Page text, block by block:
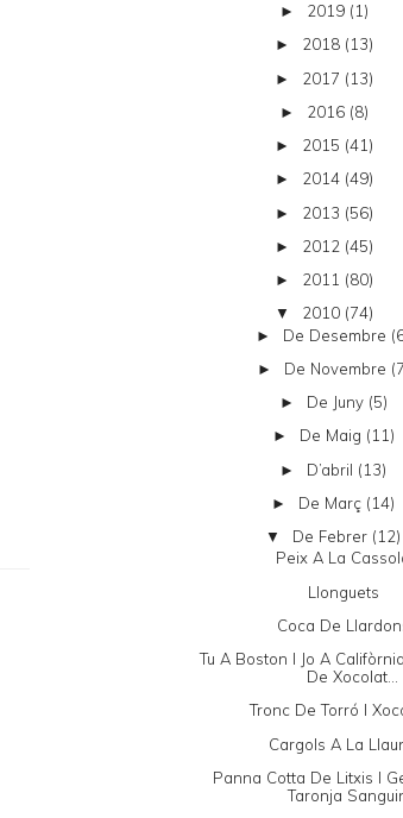
► 2019 (1)
► 2018 (13)
► 2017 (13)
► 2016 (8)
► 2015 (41)
► 2014 (49)
► 2013 (56)
► 2012 (45)
► 2011 (80)
▼ 2010 (74)
► De Desembre
► De Novembre
► De Juny (5)
► De Maig (11)
► D’abril (13)
► De Març (14)
▼ De Febrer (12)
Peix A La
Llonguets
Coca De
Tu A Boston I Jo A
De Xocolat...
Tronc De Torró I
Cargols A La
Panna Cotta De Litxis I
Taronja